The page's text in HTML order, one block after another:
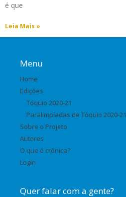
é que
Leia Mais »
Menu
Home
Edições
Tóquio 2020-21
Paralimpíadas de Tóquio 2020-21
Sobre o Projeto
Autores
O que é crônica?
Login
Quer falar com a gente?